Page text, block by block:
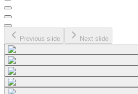
Previous slide Next slide